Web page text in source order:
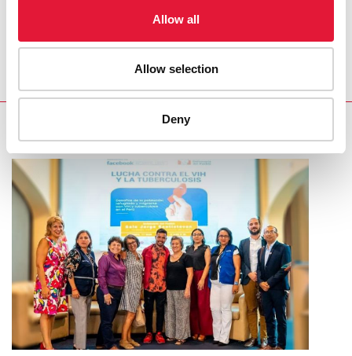
Allow all
Allow selection
Deny